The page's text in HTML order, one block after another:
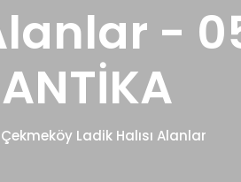
-
Çekmeköy Ladik Halısı Alanlar